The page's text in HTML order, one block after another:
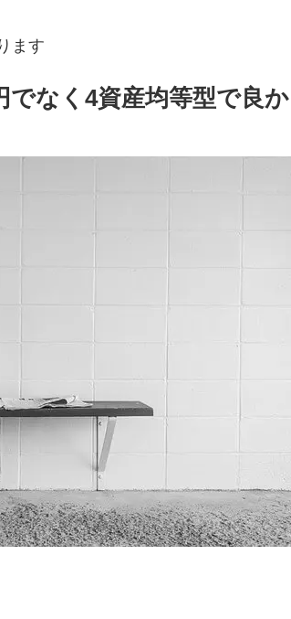
ます
でなく4資産均等型で良